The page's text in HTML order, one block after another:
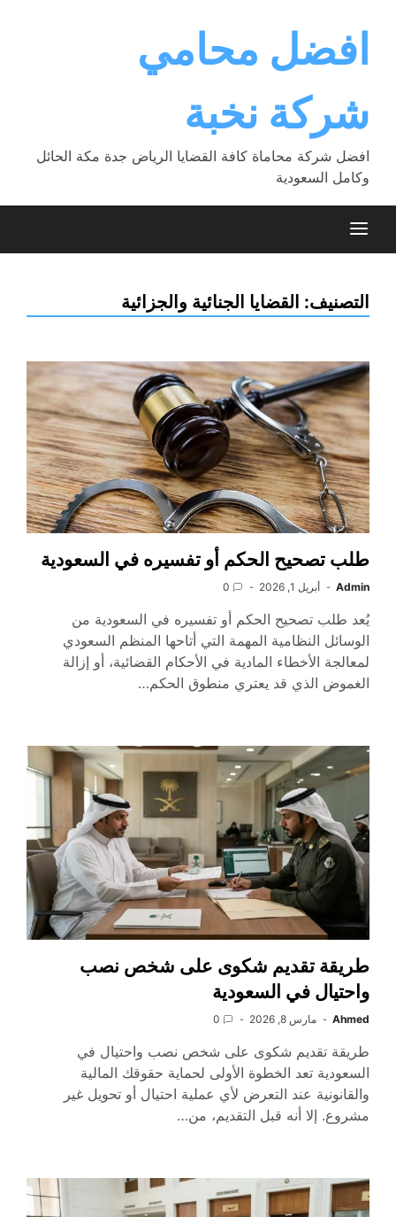
contentافضل محامي
شركة نخبة
افضل شركة محاماة كافة القضايا الرياض جدة مكة الحائل
وكامل السعودية
التصنيف: القضايا الجنائية والجزائية
طلب تصحيح الحكم أو تفسيره في السعودية
Admin أبريل 1, 2026 0
يُعد طلب تصحيح الحكم أو تفسيره في السعودية من
الوسائل النظامية المهمة التي أتاحها المنظم السعودي
لمعالجة الأخطاء المادية في الأحكام القضائية، أو إزالة
الغموض الذي قد يعتري منطوق الحكم…
طريقة تقديم شكوى على شخص نصب
واحتيال في السعودية
Ahmed مارس 8, 2026 0
طريقة تقديم شكوى على شخص نصب واحتيال في
السعودية تعد الخطوة الأولى لحماية حقوقك المالية
والقانونية عند التعرض لأي عملية احتيال أو تحويل غير
مشروع. إلا أنه قبل التقديم، من…